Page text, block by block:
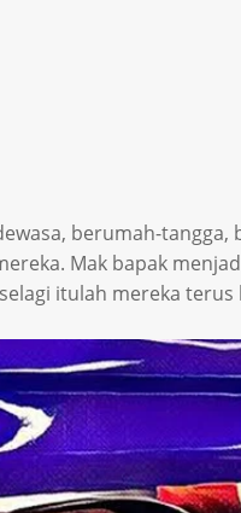
berumah-
Mak bapak
itulah mereka